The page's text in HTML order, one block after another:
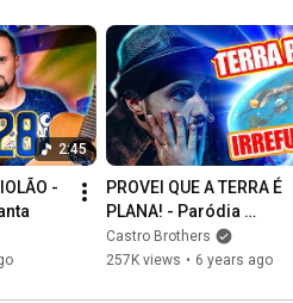
2:45
-
PROVEI QUE A TERRA É
PLANA! - Paródia
Evidências
Castro Brothers
257K views • 6 years ago